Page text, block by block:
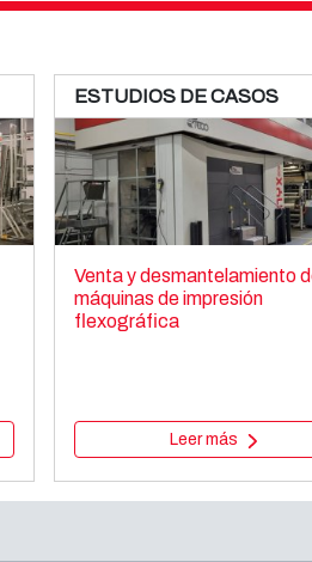
ESTUDIOS DE CASOS
Venta y desmantelamiento
máquinas de impresión
flexográfica
Leer más